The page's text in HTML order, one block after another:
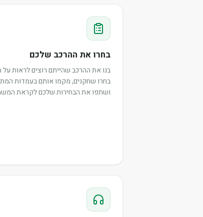
בחרו את ההרכב שלכם
בנו את ההרכב שהייתם רוצים לראות
בחרו שחקנים, מקמו אותם בעמדות
ושתפו את הבחירות שלכם לקראת